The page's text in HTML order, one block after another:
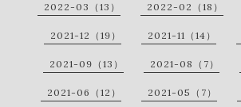
2022-03（13） 2022-02（18）
2021-12（19） 2021-11（14）
2021-09（13） 2021-08（7）
2021-06（12） 2021-05（7）